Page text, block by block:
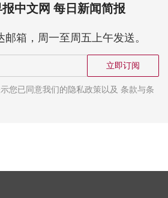
中文网 每日新闻简报
箱，周一至周五上午发送。
立即订阅
您已同意我们的隐私政策以及 条款与条